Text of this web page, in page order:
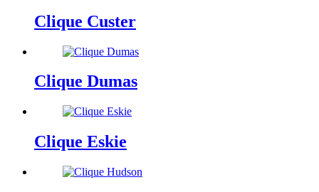
Clique Custer
Clique Dumas
Clique Eskie